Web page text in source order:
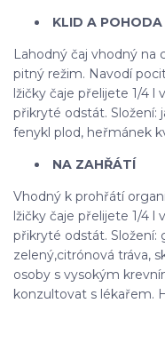
KLID A POHODA
Lahodný čaj vhodný na
pitný režim. Navodí
lžičky čaje přelijete 1/4 l
přikryté odstát. Složení:
fenykl plod, heřmánek
NA ZAHŘÁTÍ
Vhodný k prohřátí
lžičky čaje přelijete 1/4 l
přikryté odstát. Složení:
zelený,citrónová tráva,
osoby s vysokým
konzultovat s lékařem.